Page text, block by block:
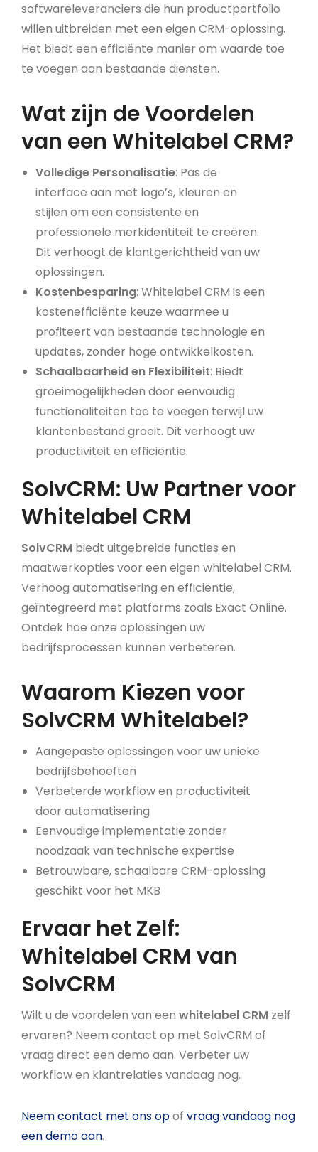
softwareleveranciers die hun productportfolio
willen uitbreiden met een eigen CRM-oplossing.
Het biedt een efficiënte manier om waarde toe
te voegen aan bestaande diensten.
Wat zijn de Voordelen
van een Whitelabel CRM?
Volledige Personalisatie: Pas de
interface aan met logo’s, kleuren en
stijlen om een consistente en
professionele merkidentiteit te creëren.
Dit verhoogt de klantgerichtheid van uw
oplossingen.
Kostenbesparing: Whitelabel CRM is een
kostenefficiënte keuze waarmee u
profiteert van bestaande technologie en
updates, zonder hoge ontwikkelkosten.
Schaalbaarheid en Flexibiliteit: Biedt
groeimogelijkheden door eenvoudig
functionaliteiten toe te voegen terwijl uw
klantenbestand groeit. Dit verhoogt uw
productiviteit en efficiëntie.
SolvCRM: Uw Partner voor
Whitelabel CRM
SolvCRM biedt uitgebreide functies en
maatwerkopties voor een eigen whitelabel CRM.
Verhoog automatisering en efficiëntie,
geïntegreerd met platforms zoals Exact Online.
Ontdek hoe onze oplossingen uw
bedrijfsprocessen kunnen verbeteren.
Waarom Kiezen voor
SolvCRM Whitelabel?
Aangepaste oplossingen voor uw unieke
bedrijfsbehoeften
Verbeterde workflow en productiviteit
door automatisering
Eenvoudige implementatie zonder
noodzaak van technische expertise
Betrouwbare, schaalbare CRM-oplossing
geschikt voor het MKB
Ervaar het Zelf:
Whitelabel CRM van
SolvCRM
Wilt u de voordelen van een whitelabel CRM zelf
ervaren? Neem contact op met SolvCRM of
vraag direct een demo aan. Verbeter uw
workflow en klantrelaties vandaag nog.
Neem contact met ons opof vraag vandaag nog
een demo aan.